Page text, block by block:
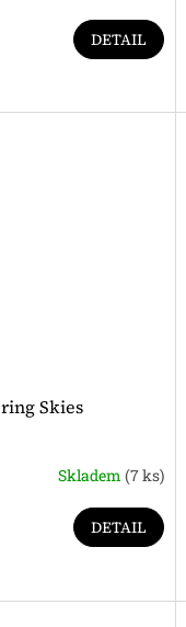
DETAIL
Skies
Skladem(7 ks)
DETAIL